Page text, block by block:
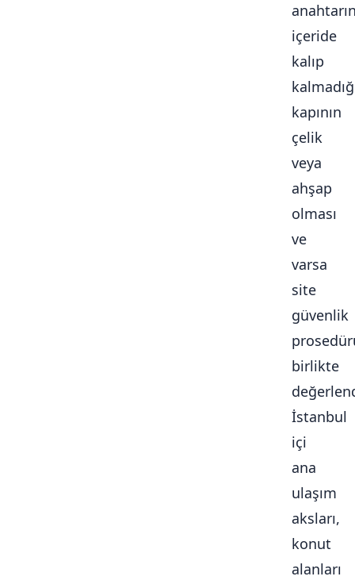
içeride
kalıp
kapının
çelik
veya
ahşap
olması
ve
varsa
site
güvenlik
birlikte
İstanbul
içi
ana
ulaşım
aksları,
konut
alanları